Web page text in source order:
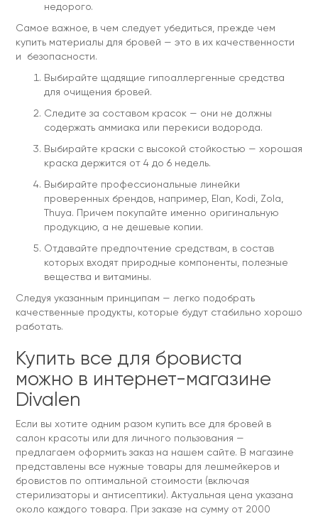
недорого.
Самое важное, в чем следует убедиться, прежде чем
купить материалы для бровей — это в их качественности
и безопасности.
Выбирайте щадящие гипоаллергенные средства
для очищения бровей.
Следите за составом красок — они не должны
содержать аммиака или перекиси водорода.
Выбирайте краски с высокой стойкостью — хорошая
краска держится от 4 до 6 недель.
Выбирайте профессиональные линейки
проверенных брендов, например, Elan, Kodi, Zola,
Thuya. Причем покупайте именно оригинальную
продукцию, а не дешевые копии.
Отдавайте предпочтение средствам, в состав
которых входят природные компоненты, полезные
вещества и витамины.
Следуя указанным принципам — легко подобрать
качественные продукты, которые будут стабильно хорошо
работать.
Купить все для бровиста
можно в интернет-магазине
Divalen
Если вы хотите одним разом купить все для бровей в
салон красоты или для личного пользования —
предлагаем оформить заказ на нашем сайте. В магазине
представлены все нужные товары для лешмейкеров и
бровистов по оптимальной стоимости (включая
стерилизаторы и антисептики). Актуальная цена указана
около каждого товара. При заказе на сумму от 2000